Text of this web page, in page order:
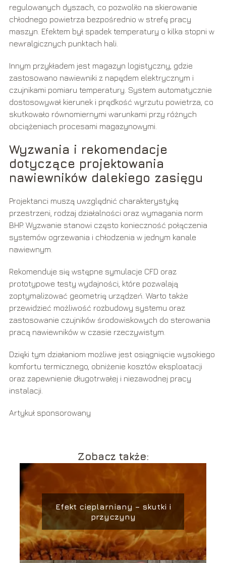
regulowanych dyszach, co pozwoliło na skierowanie
chłodnego powietrza bezpośrednio w strefę pracy
maszyn. Efektem był spadek temperatury o kilka stopni w
newralgicznych punktach hali.
Innym przykładem jest magazyn logistyczny, gdzie
zastosowano nawiewniki z napędem elektrycznym i
czujnikami pomiaru temperatury. System automatycznie
dostosowywał kierunek i prędkość wyrzutu powietrza, co
skutkowało równomiernymi warunkami przy różnych
obciążeniach procesami magazynowymi.
Wyzwania i rekomendacje
dotyczące projektowania
nawiewników dalekiego zasięgu
Projektanci muszą uwzględnić charakterystykę
przestrzeni, rodzaj działalności oraz wymagania norm
BHP. Wyzwanie stanowi często konieczność połączenia
systemów ogrzewania i chłodzenia w jednym kanale
nawiewnym.
Rekomenduje się wstępne symulacje CFD oraz
prototypowe testy wydajności, które pozwalają
zoptymalizować geometrię urządzeń. Warto także
przewidzieć możliwość rozbudowy systemu oraz
zastosowanie czujników środowiskowych do sterowania
pracą nawiewników w czasie rzeczywistym.
Dzięki tym działaniom możliwe jest osiągnięcie wysokiego
komfortu termicznego, obniżenie kosztów eksploatacji
oraz zapewnienie długotrwałej i niezawodnej pracy
instalacji.
Artykuł sponsorowany
Zobacz także:
Efekt cieplarniany – skutki i
przyczyny